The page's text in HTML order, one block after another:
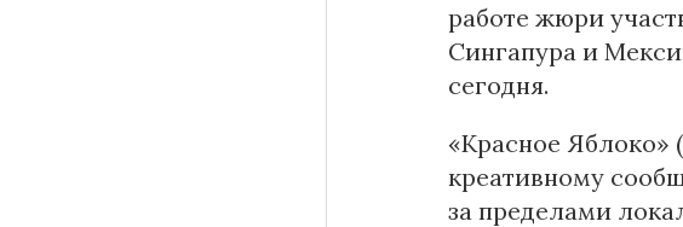
работе жюри
Сингапура и
сегодня.
«Красное Яблоко»
креативному
за пределами